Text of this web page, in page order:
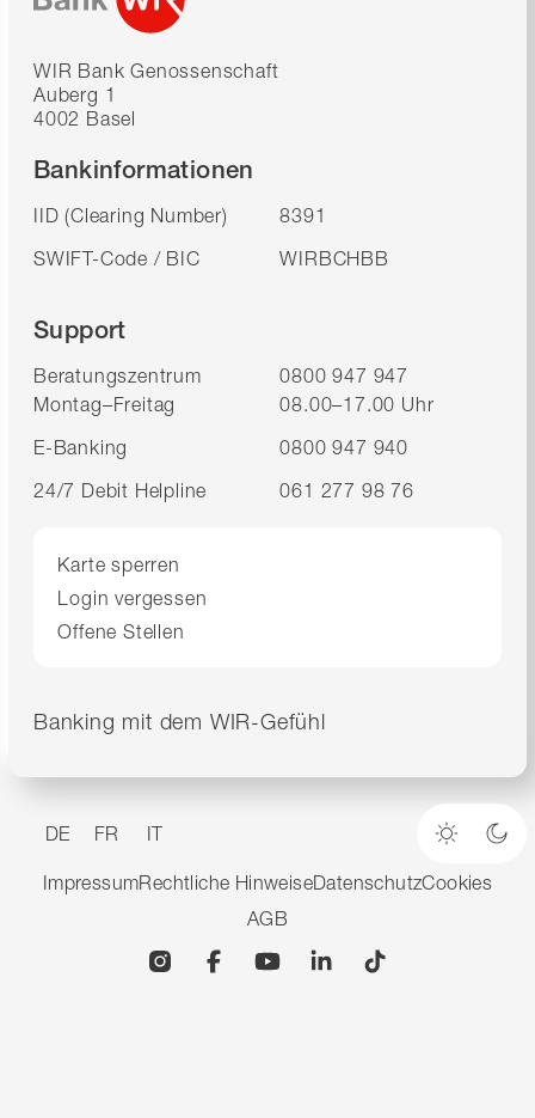
WIR Bank Genossenschaft
Auberg 1
4002 Basel
Bankinformationen
IID (Clearing Number)
8391
SWIFT-Code / BIC
WIRBCHBB
Support
Beratungszentrum
0800 947 947
Montag–Freitag
08.00–17.00 Uhr
E-Banking
0800 947 940
24/7 Debit Helpline
061 277 98 76
Karte sperren
Login vergessen
Offene Stellen
Banking mit dem WIR-Gefühl
DE FR IT
Heller
ImpressumRechtliche HinweiseDatenschutzCookies
AGB
InstagramFacebookYouTubeLinkedin